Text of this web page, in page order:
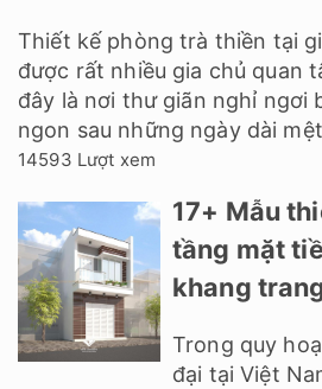
Thiết kế phòng trà thiền tại
được rất nhiều gia chủ quan
đây là nơi thư giãn nghỉ ngơi
ngon sau những ngày dài
14593 Lượt xem
17+ Mẫu
tầng mặt
khang
Trong quy
đại tại Việt